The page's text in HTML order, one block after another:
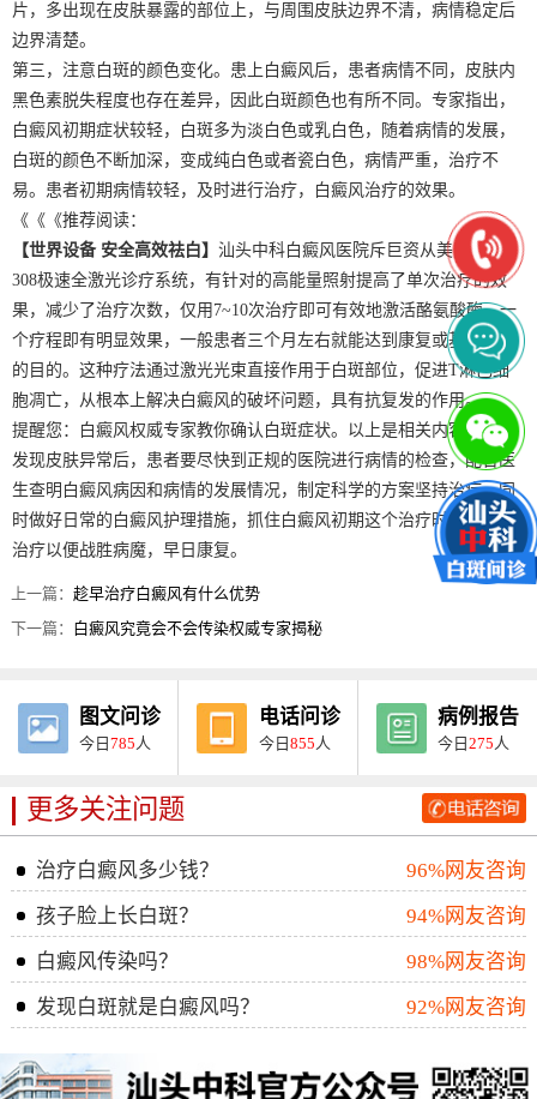
片，多出现在皮肤暴露的部位上，与周围皮肤边界不清，病情稳定后
边界清楚。
第三，注意白斑的颜色变化。患上白癜风后，患者病情不同，皮肤内
黑色素脱失程度也存在差异，因此白斑颜色也有所不同。专家指出，
白癜风初期症状较轻，白斑多为淡白色或乳白色，随着病情的发展，
白斑的颜色不断加深，变成纯白色或者瓷白色，病情严重，治疗不
易。患者初期病情较轻，及时进行治疗，白癜风治疗的效果。
《《《推荐阅读：
【世界设备 安全高效祛白】 汕头中科白癜风医院斥巨资从美国引进
308极速全激光诊疗系统，有针对的高能量照射提高了单次治疗的效
果，减少了治疗次数，仅用7~10次治疗即可有效地激活酪氨酸酶，一
个疗程即有明显效果，一般患者三个月左右就能达到康复或基本康复
的目的。这种疗法通过激光光束直接作用于白斑部位，促进T淋巴细
胞凋亡，从根本上解决白癜风的破坏问题，具有抗复发的作用。
提醒您：白癜风权威专家教你确认白斑症状。以上是相关内容介绍。
发现皮肤异常后，患者要尽快到正规的医院进行病情的检查，配合医
生查明白癜风病因和病情的发展情况，制定科学的方案坚持治疗，同
时做好日常的白癜风护理措施，抓住白癜风初期这个治疗时间，积极
治疗以便战胜病魔，早日康复。
上一篇：趁早治疗白癜风有什么优势
下一篇： 白癜风究竟会不会传染权威专家揭秘
图文问诊
今日785 人
电话问诊
今日855 人
病例报告
今日275 人
更多关注问题
治疗白癜风多少钱？
96%网友咨询
孩子脸上长白斑？
94%网友咨询
白癜风传染吗？
98%网友咨询
发现白斑就是白癜风吗？
92%网友咨询